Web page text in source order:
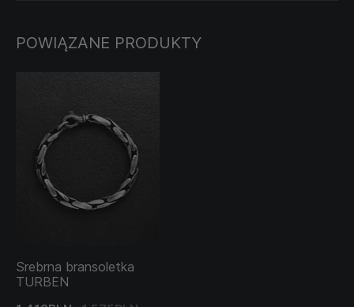
POWIĄZANE PRODUKTY
Srebrna bransoletka
TURBEN